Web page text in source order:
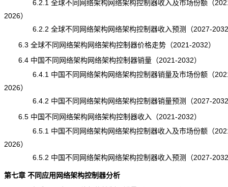
6.2.1 全球不同网络架构网络架构控制器收入及市场份额（
2026）
6.2.2 全球不同网络架构网络架构控制器收入预测（2027-
6.3 全球不同网络架构网络架构控制器价格走势（2021-2032）
6.4 中国不同网络架构网络架构控制器销量（2021-2032）
6.4.1 中国不同网络架构网络架构控制器销量及市场份额（
2026）
6.4.2 中国不同网络架构网络架构控制器销量预测（2027-
6.5 中国不同网络架构网络架构控制器收入（2021-2032）
6.5.1 中国不同网络架构网络架构控制器收入及市场份额（
2026）
6.5.2 中国不同网络架构网络架构控制器收入预测（2027-
第七章 不同应用网络架构控制器分析